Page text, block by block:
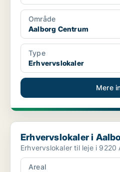
Område
Aalborg Centrum
Type
Erhvervslokaler
Mere
Erhvervslokaler i Aalborg Øst
Erhvervslokaler i
Erhvervslokaler til leje i
Areal